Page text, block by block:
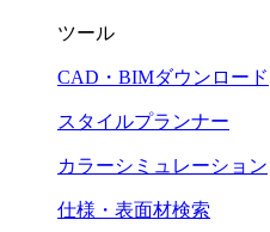
ツール
CAD・BIMダウンロード
スタイルプランナー
カラーシミュレーション
仕様・表面材検索